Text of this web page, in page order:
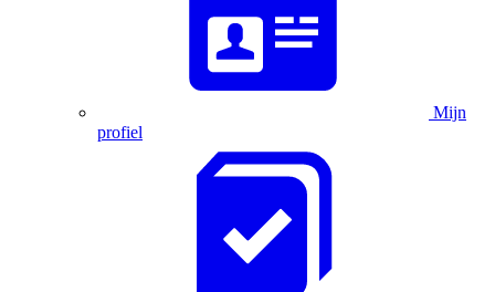
Mijn
profiel